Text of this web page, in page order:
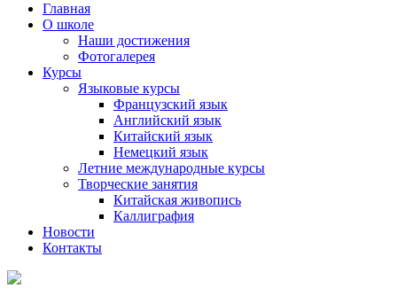
Главная
О школе
Наши достижения
Фотогалерея
Курсы
Языковые курсы
Французский язык
Английский язык
Китайский язык
Немецкий язык
Летние международные курсы
Творческие занятия
Китайская живопись
Каллиграфия
Новости
Контакты